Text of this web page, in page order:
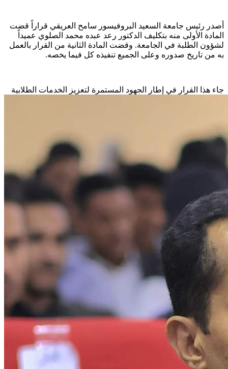
أصدر رئيس جامعة السعيد البروفيسور سامح العريقي قراراً قضت
المادة الأولى منه بتكليف الدكتور رعد عبده محمد الصلوي عميداً
لشؤون الطلبة في الجامعة. وقضت المادة الثانية من القرار بالعمل
به من تاريخ صدوره وعلى الجميع تنفيذه كل فيما يخصه.
جاء هذا القرار في إطار الجهود المستمرة لتعزيز الخدمات الطلابية